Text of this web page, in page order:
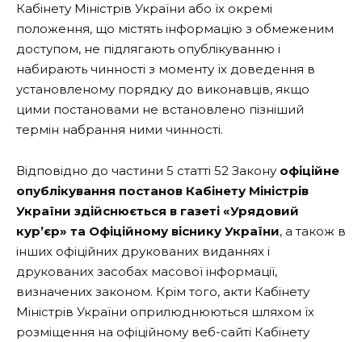
Кабінету Міністрів України або їх окремі
положення, що містять інформацію з обмеженим
доступом, не підлягають опублікуванню і
набирають чинності з моменту їх доведення в
установленому порядку до виконавців, якщо
цими постановами не встановлено пізніший
термін набрання ними чинності.
Відповідно до частини 5 статті 52 Закону офіційне
опублікування постанов Кабінету Міністрів
України здійснюється в газеті «Урядовий
кур’єр» та Офіційному віснику України, а також в
інших офіційних друкованих виданнях і
друкованих засобах масової інформації,
визначених законом. Крім того, акти Кабінету
Міністрів України оприлюднюються шляхом їх
розміщення на офіційному веб-сайті Кабінету